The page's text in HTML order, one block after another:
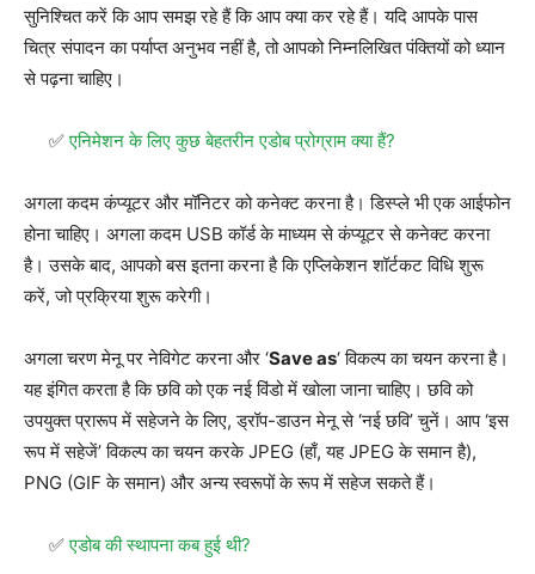
सुनिश्चित करें कि आप समझ रहे हैं कि आप क्या कर रहे हैं। यदि आपके पास
चित्र संपादन का पर्याप्त अनुभव नहीं है, तो आपको निम्नलिखित पंक्तियों को ध्यान
से पढ़ना चाहिए।
एनिमेशन के लिए कुछ बेहतरीन एडोब प्रोग्राम क्या हैं?
अगला कदम कंप्यूटर और मॉनिटर को कनेक्ट करना है। डिस्प्ले भी एक आईफोन
होना चाहिए। अगला कदम USB कॉर्ड के माध्यम से कंप्यूटर से कनेक्ट करना
है। उसके बाद, आपको बस इतना करना है कि एप्लिकेशन शॉर्टकट विधि शुरू
करें, जो प्रक्रिया शुरू करेगी।
अगला चरण मेनू पर नेविगेट करना और ‘Save as‘ विकल्प का चयन करना है।
यह इंगित करता है कि छवि को एक नई विंडो में खोला जाना चाहिए। छवि को
उपयुक्त प्रारूप में सहेजने के लिए, ड्रॉप-डाउन मेनू से ‘नई छवि’ चुनें। आप ‘इस
रूप में सहेजें’ विकल्प का चयन करके JPEG (हाँ, यह JPEG के समान है),
PNG (GIF के समान) और अन्य स्वरूपों के रूप में सहेज सकते हैं।
एडोब की स्थापना कब हुई थी?